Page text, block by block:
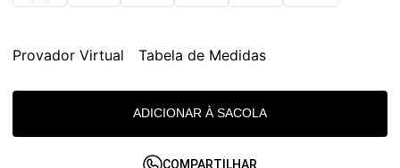
Provador Virtual Tabela de Medidas
ADICIONAR À SACOLA
COMPARTILHAR